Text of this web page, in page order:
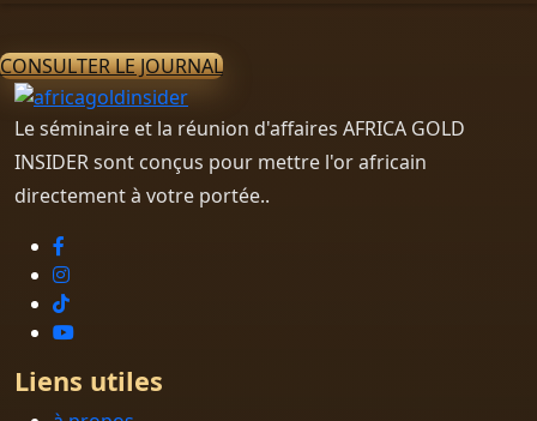
CONSULTER LE JOURNAL
Le séminaire et la réunion d'affaires AFRICA GOLD
INSIDER sont conçus pour mettre l'or africain
directement à votre portée..
Liens utiles